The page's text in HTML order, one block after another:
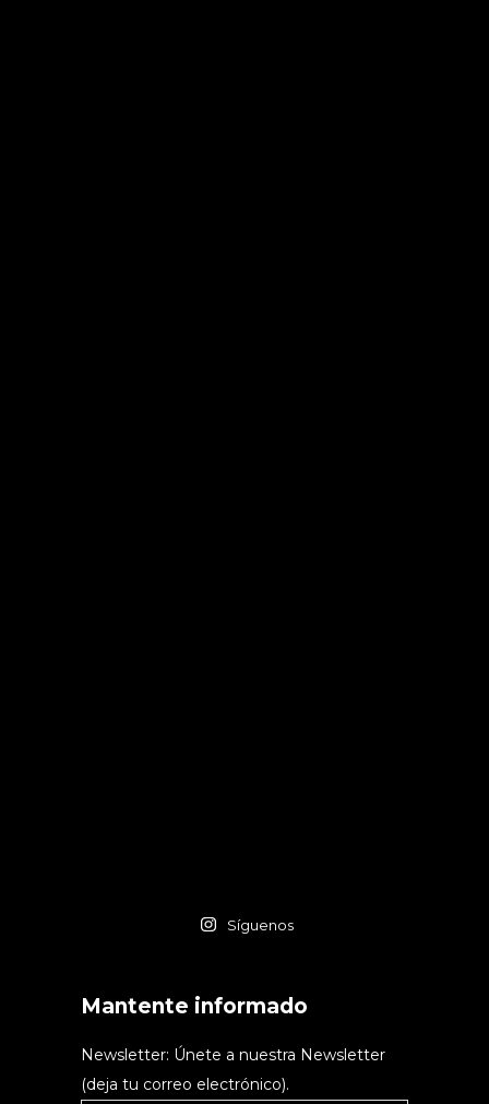
Síguenos
Mantente informado
Newsletter: Únete a nuestra Newsletter
(deja tu correo electrónico).